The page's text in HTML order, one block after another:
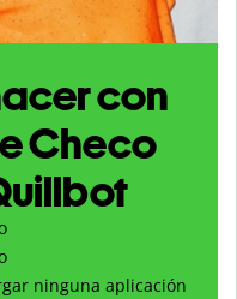
con
Checo
ninguna aplicación